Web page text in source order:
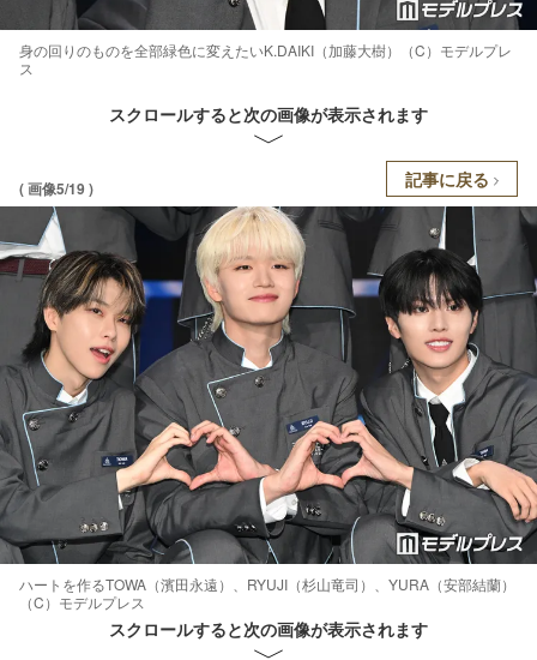
身の回りのものを全部緑色に変えたいK.DAIKI（加藤大樹）（C）モデルプレ
ス
スクロールすると次の画像が表示されます
( 画像5/19 ) 記事に戻る
ハートを作るTOWA（濱田永遠）、RYUJI（杉山竜司）、YURA（安部結蘭）
（C）モデルプレス
スクロールすると次の画像が表示されます